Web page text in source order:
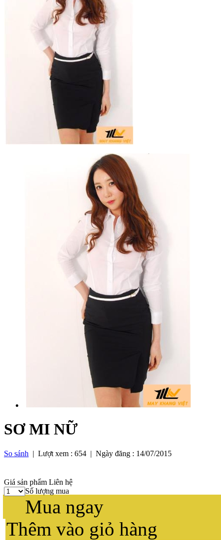
SƠ MI NỮ
So sánh | Lượt xem : 654 | Ngày đăng : 14/07/2015
Giá sản phẩm Liên hệ
Số lượng mua
Mua ngay
Thêm vào giỏ hàng